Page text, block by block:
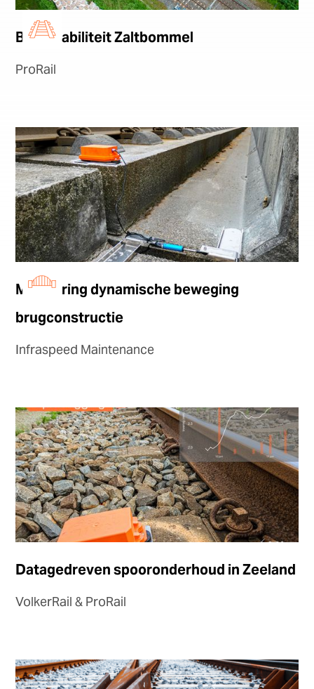
Baanstabiliteit Zaltbommel
ProRail
Monitoring dynamische beweging
brugconstructie
Infraspeed Maintenance
Datagedreven spooronderhoud in Zeeland
VolkerRail & ProRail